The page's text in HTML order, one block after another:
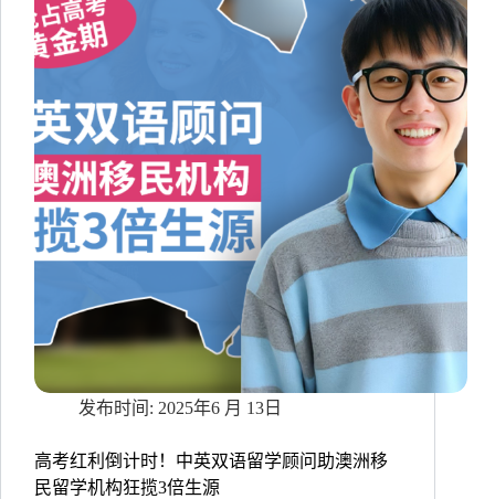
手
趋
势：
增
效
与
患
者
体
验
级
2025年6 月 13日
高考红利倒计时！中英双语留学顾问助澳洲移
民留学机构狂揽3倍生源